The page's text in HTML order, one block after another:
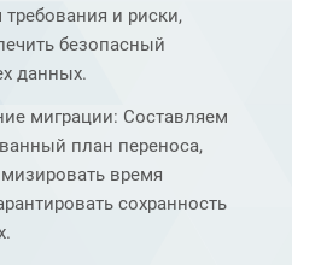
и риски,
безопасный
данных.
миграции: Составляем
план переноса,
время
сохранность